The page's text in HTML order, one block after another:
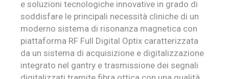
e soluzioni tecnologiche innovative in grado di
soddisfare le principali necessità cliniche di un
moderno sistema di risonanza magnetica con
piattaforma RF Full Digital Optix caratterizzata
da un sistema di acquisizione e digitalizzazione
integrato nel gantry e trasmissione dei segnali